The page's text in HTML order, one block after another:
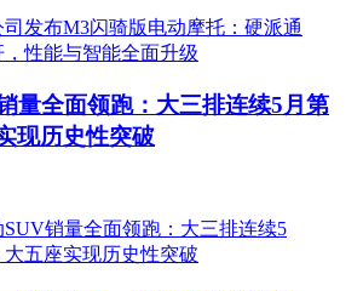
量全面领跑：大三排连续5月第
现历史性突破